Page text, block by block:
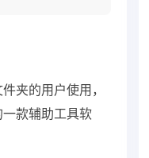
夹的用户使用，
款辅助工具软